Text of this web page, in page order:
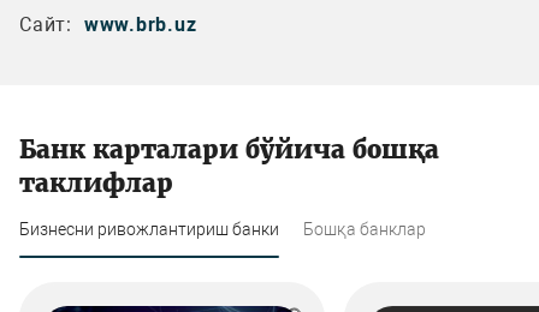
Сайт:
www.brb.uz
Банк карталари бўйича бошқа
таклифлар
Бизнесни ривожлантириш банки Бошқа банклар